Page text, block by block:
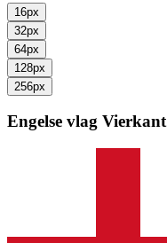
16px
32px
64px
128px
256px
Engelse vlag Vierkant